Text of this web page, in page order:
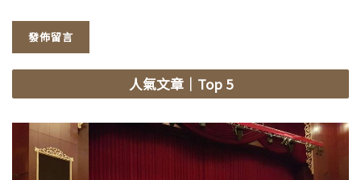
人氣文章｜Top 5